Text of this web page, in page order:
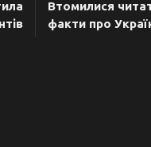
Втомилися
факти про